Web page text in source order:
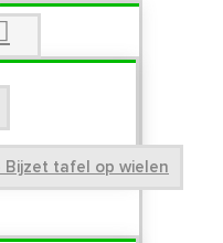
tafel op wielen